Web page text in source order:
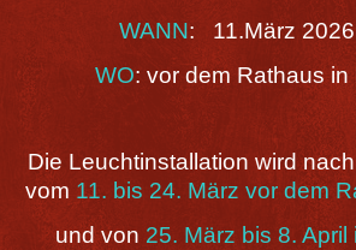
WANN: 11.März 2026
WO: vor dem Rathaus in
Die Leuchtinstallation wird
vom 11. bis 24. März vor dem
und von 25. März bis 8. April